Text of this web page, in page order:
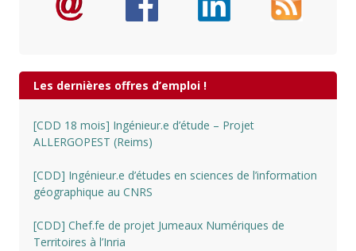
Les dernières offres d’emploi !
[CDD 18 mois] Ingénieur.e d’étude – Projet
ALLERGOPEST (Reims)
[CDD] Ingénieur.e d’études en sciences de l’information
géographique au CNRS
[CDD] Chef.fe de projet Jumeaux Numériques de
Territoires à l’Inria